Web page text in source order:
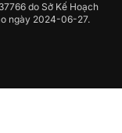
do Sở Kế Hoạch
ngày 2024-06-27.